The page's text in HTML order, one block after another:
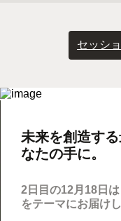
セッシ
未来を創造す
なたの手に。
2日目の12月18日
をテーマにお届けし